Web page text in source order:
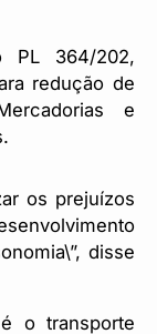
PL 364/202,
redução de
e
os prejuízos
disse
o transporte